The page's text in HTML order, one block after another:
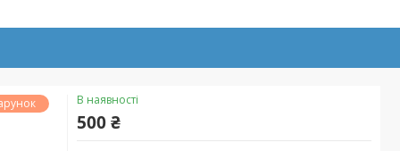
В наявності
500 ₴